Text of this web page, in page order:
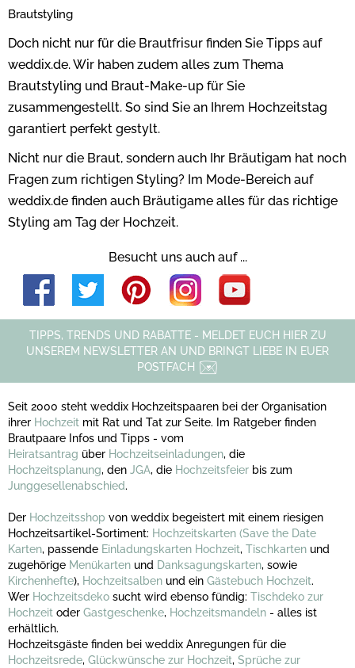
Brautstyling
Doch nicht nur für die Brautfrisur finden Sie Tipps auf
weddix.de. Wir haben zudem alles zum Thema
Brautstyling und Braut-Make-up für Sie
zusammengestellt. So sind Sie an Ihrem Hochzeitstag
garantiert perfekt gestylt.
Nicht nur die Braut, sondern auch Ihr Bräutigam hat noch
Fragen zum richtigen Styling? Im Mode-Bereich auf
weddix.de finden auch Bräutigame alles für das richtige
Styling am Tag der Hochzeit.
Besucht uns auch auf ...
TIPPS, TRENDS UND RABATTE - MELDET EUCH HIER ZU
UNSEREM NEWSLETTER AN UND BRINGT LIEBE IN EUER
POSTFACH
Seit 2000 steht weddix Hochzeitspaaren bei der Organisation
ihrer Hochzeit mit Rat und Tat zur Seite. Im Ratgeber finden
Brautpaare Infos und Tipps - vom
Heiratsantrag über Hochzeitseinladungen, die
Hochzeitsplanung, den JGA, die Hochzeitsfeier bis zum
Junggesellenabschied.
Der Hochzeitsshop von weddix begeistert mit einem riesigen
Hochzeitsartikel-Sortiment: Hochzeitskarten (Save the Date
Karten, passende Einladungskarten Hochzeit, Tischkarten und
zugehörige Menükarten und Danksagungskarten, sowie
Kirchenhefte), Hochzeitsalben und ein Gästebuch Hochzeit.
Wer Hochzeitsdeko sucht wird ebenso fündig: Tischdeko zur
Hochzeit oder Gastgeschenke, Hochzeitsmandeln - alles ist
erhältlich.
Hochzeitsgäste finden bei weddix Anregungen für die
Hochzeitsrede, Glückwünsche zur Hochzeit, Sprüche zur